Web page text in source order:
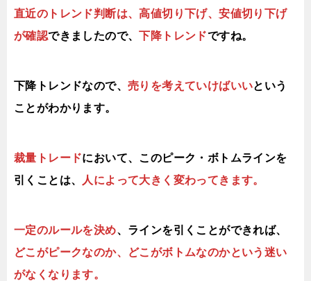
直近のトレンド判断は、高値切り下げ、安値切り下げ
が確認できましたので、下降トレンドですね。
下降トレンドなので、 売りを考えていけばいいという
ことがわかります。
裁量トレードにおいて、このピーク・ボトムラインを
引くことは、
人によって大きく変わってきます。
一定のルールを決め、ラインを引くことができれば、
どこがピークなのか、どこがボトムなのかという迷い
がなくなります。